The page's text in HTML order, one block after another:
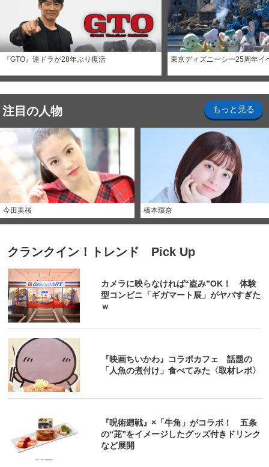
『GTO』連ドラが28年ぶり復活 東京ディズニーシー25周年イ
注目の人物 もっと見る
今田美桜 橋本環奈
クランクイン！トレンド Pick Up
カメラに映らなければ“盗み”OK！ 体験
型コンビニ「ギガマート展」がヤバすぎた
ｗ
『映画ちいかわ』コラボカフェ 話題の
「人魚の煮付け」食べてみた〈取材レポ〉
『呪術廻戦』×「牛角」がコラボ！ 五条
の“茈”をイメージしたグッズ付きドリンク
など展開